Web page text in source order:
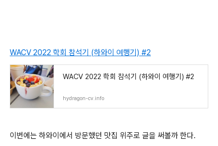
WACV 2022 학회 참석기 (하와이 여행기) #2
WACV 2022 학회 참석기 (하와이 여행기) #2
hydragon-cv.info
이번에는 하와이에서 방문했던 맛집 위주로 글을 써볼까 한다.